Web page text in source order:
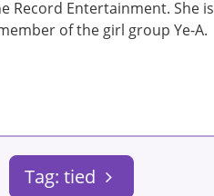
Record Entertainment. She is
of the girl group Ye-A.
Tag: tied